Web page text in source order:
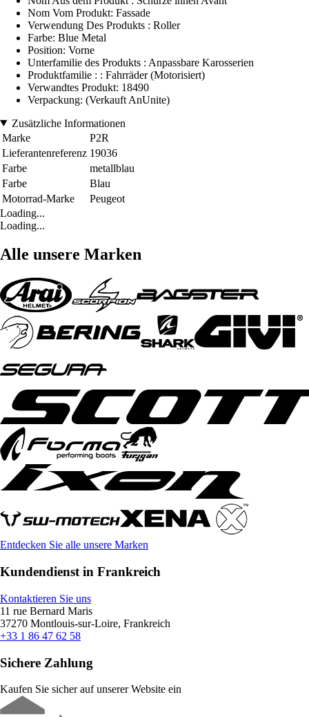
Nom Vom Produkt: Fassade
Verwendung Des Produkts : Roller
Farbe: Blue Metal
Position: Vorne
Unterfamilie des Produkts : Anpassbare Karosserien
Produktfamilie : : Fahrräder (Motorisiert)
Verwandtes Produkt: 18490
Verpackung: (Verkauft AnUnite)
Zusätzliche Informationen
Marke
P2R
Lieferantenreferenz 19036
Farbe
metallblau
Farbe
Blau
Motorrad-Marke
Peugeot
Loading...
Loading...
Alle unsere Marken
Entdecken Sie alle unsere Marken
Kundendienst in Frankreich
Kontaktieren Sie uns
11 rue Bernard Maris
37270 Montlouis-sur-Loire, Frankreich
+33 1 86 47 62 58
Sichere Zahlung
Kaufen Sie sicher auf unserer Website ein